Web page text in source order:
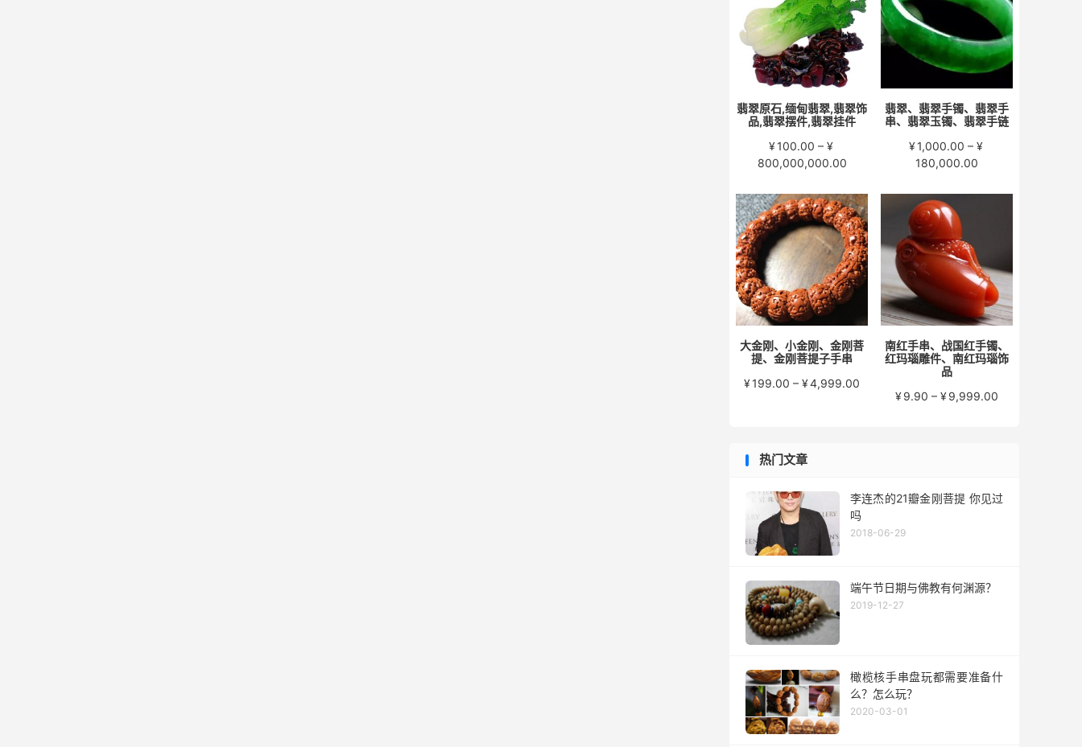
至
¥15,000.00
至
¥58,000.00
翡翠原石,缅甸翡翠,翡翠饰
品,翡翠摆件,翡翠挂件
¥100.00 – ¥
800,000,000.00价
范
围：
¥100.00
至
¥800,000,000.00
翡翠、翡翠手镯、翡翠手
串、翡翠玉镯、翡翠手链
¥1,000.00 – ¥
180,000.00
范
¥180,000.00
大金刚、小金刚、金刚菩
提、金刚菩提子手串
¥199.00 – ¥4,999.00
南红手串、战国红手镯、
红玛瑙雕件、南红玛瑙饰
品
¥9.90 – ¥9,999.00
¥9,999.00
热门文章
李连杰的21瓣金刚菩提 你见过
吗
2018-06-29
端午节日期与佛教有何渊源？
2019-12-27
橄榄核手串盘玩都需要准备什
么？怎么玩？
2020-03-01